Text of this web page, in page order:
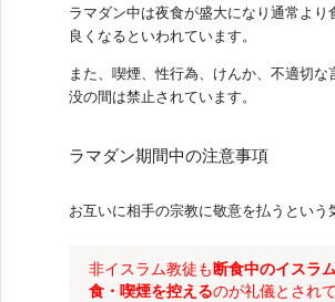
ラマダン中は夜食が盛大になり通常より
良くなるといわれています。
また、喫煙、性行為、けんか、不適切な
没の間は禁止されています。
ラマダン期間中の注意事項
お互いに相手の宗教に敬意を払うという
非イスラム教徒も 断食中のイスラ
食・喫煙を控えるのが礼儀とされ